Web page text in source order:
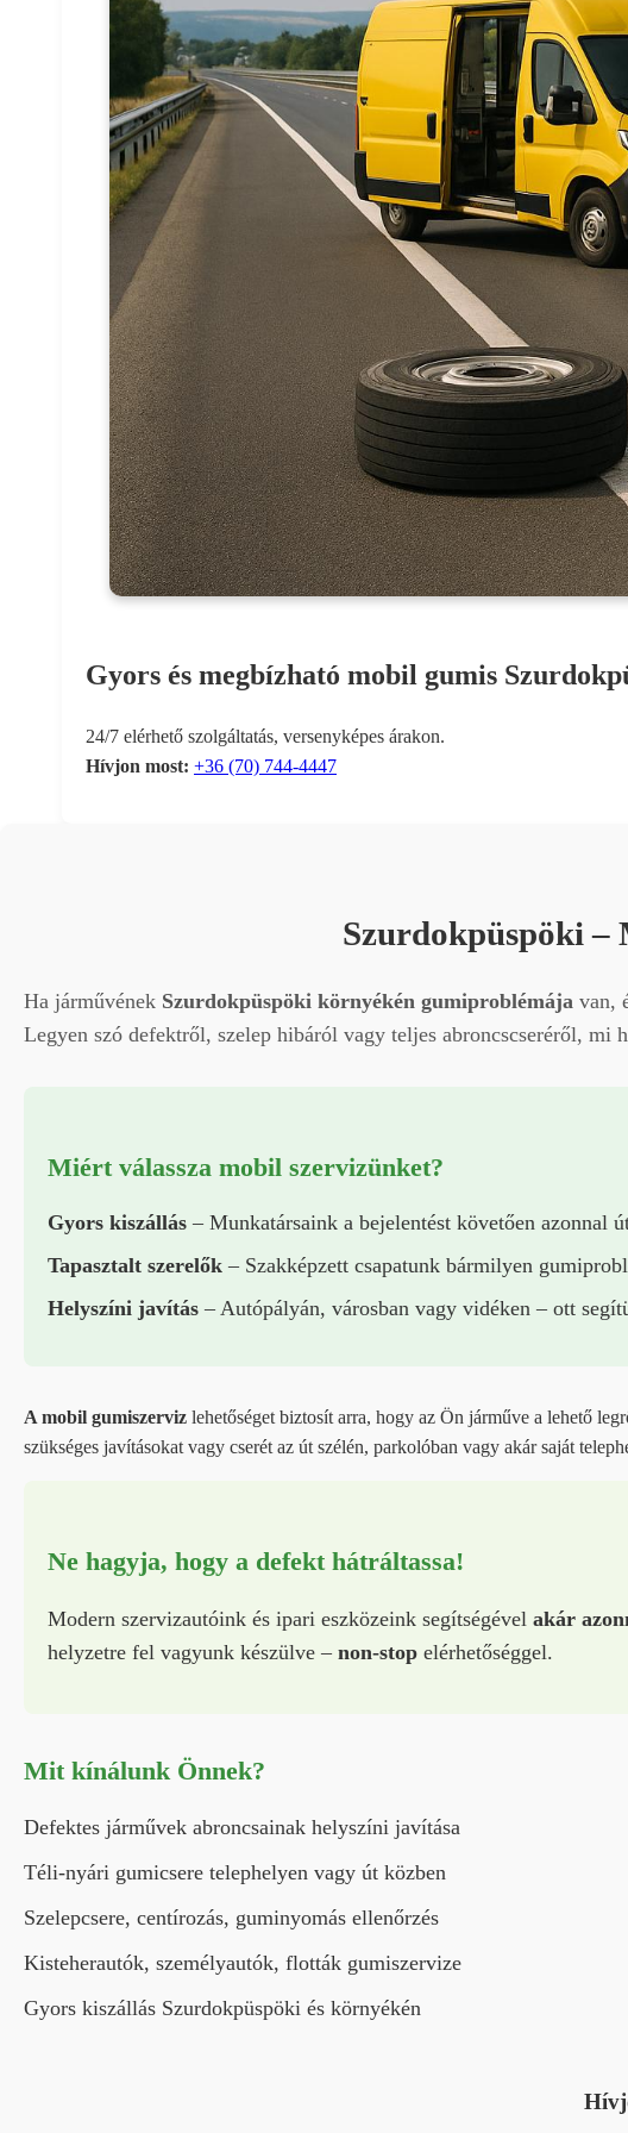
Gyors és megbízható mobil gumis
24/7 elérhető szolgáltatás, versenyképes árakon.
Hívjon most: +36 (70) 744-4447
Szurdokpüspöki –
Ha járművének Szurdokpüspöki környékén gumiproblémája van,
Legyen szó defektről, szelep hibáról vagy teljes abroncscseréről,
Miért válassza mobil szervizünket?
Gyors kiszállás – Munkatársaink a bejelentést követően azonnal
Tapasztalt szerelők – Szakképzett csapatunk bármilyen
Helyszíni javítás – Autópályán, városban vagy vidéken – ott
A mobil gumiszerviz lehetőséget biztosít arra, hogy az Ön járműve a lehető
szükséges javításokat vagy cserét az út szélén, parkolóban vagy akár saját
Ne hagyja, hogy a defekt hátráltassa!
Modern szervizautóink és ipari eszközeink segítségével akár
helyzetre fel vagyunk készülve – non-stop elérhetőséggel.
Mit kínálunk Önnek?
Defektes járművek abroncsainak helyszíni javítása
Téli-nyári gumicsere telephelyen vagy út közben
Szelepcsere, centírozás, guminyomás ellenőrzés
Kisteherautók, személyautók, flották gumiszervize
Gyors kiszállás Szurdokpüspöki és környékén